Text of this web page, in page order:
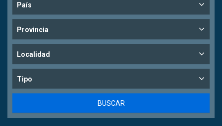
País
Provincia
Localidad
Tipo